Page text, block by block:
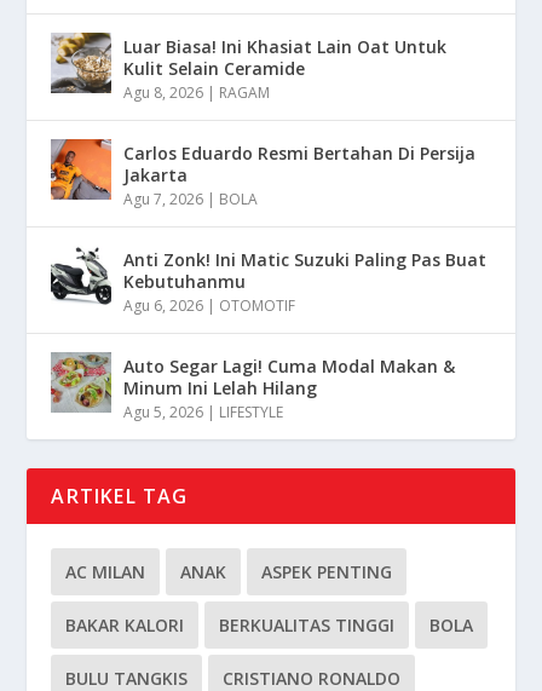
Luar Biasa! Ini Khasiat Lain Oat Untuk
Kulit Selain Ceramide
Agu 8, 2026 | RAGAM
Carlos Eduardo Resmi Bertahan Di Persija
Jakarta
Agu 7, 2026 | BOLA
Anti Zonk! Ini Matic Suzuki Paling Pas Buat
Kebutuhanmu
Agu 6, 2026 | OTOMOTIF
Auto Segar Lagi! Cuma Modal Makan &
Minum Ini Lelah Hilang
Agu 5, 2026 | LIFESTYLE
ARTIKEL TAG
AC MILAN ANAK ASPEK PENTING
BAKAR KALORI BERKUALITAS TINGGI BOLA
BULU TANGKIS CRISTIANO RONALDO